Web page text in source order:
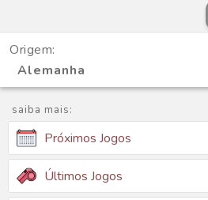
Origem:
Alemanha
saiba mais:
Próximos Jogos
Últimos Jogos